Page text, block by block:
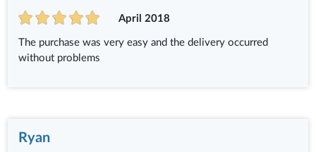
April 2018
The purchase was very easy and the delivery occurred
without problems
Ryan